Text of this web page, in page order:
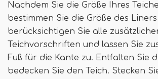
Nachdem Sie die Größe Ihres
bestimmen Sie die Größe des
berücksichtigen Sie alle
Teichvorschriften und lassen Sie
Fuß für die Kante zu. Entfalten Sie
bedecken Sie den Teich. Stecken